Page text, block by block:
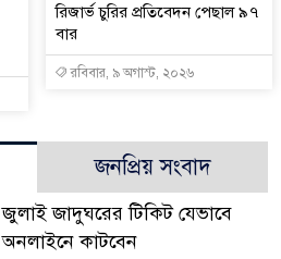
রিজার্ভ চুরির প্রতিবেদন পেছাল ৯৭
বার
রবিবার, ৯ অগাস্ট, ২০২৬
জনপ্রিয় সংবাদ
জুলাই জাদুঘরের টিকিট যেভাবে
অনলাইনে কাটবেন